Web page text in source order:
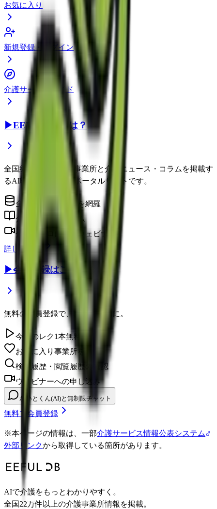
お気に入り
新規登録・ログイン
介護サービスガイド
▶EEFUL DBとは？
全国約22万件の介護事業所と介護ニュース・コラムを掲載す
るAI時代の介護情報ポータルサイトです。
全国の介護事業所を網羅
介護に役立つコラム
介護のプロによるウェビナー
詳しく見る
▶会員登録はこちら
無料の会員登録で、さらに便利に。
今日のレク1本無料視聴
お気に入り事業所を保存
検索履歴・閲覧履歴の確認
ウェビナーへの申し込み
かいとくん(AI)と無制限チャット
無料で会員登録
※本ページの情報は、一部介護サービス情報公表システム
外部リンクから取得している箇所があります。
AIで介護をもっとわかりやすく。
全国22万件以上の介護事業所情報を掲載。